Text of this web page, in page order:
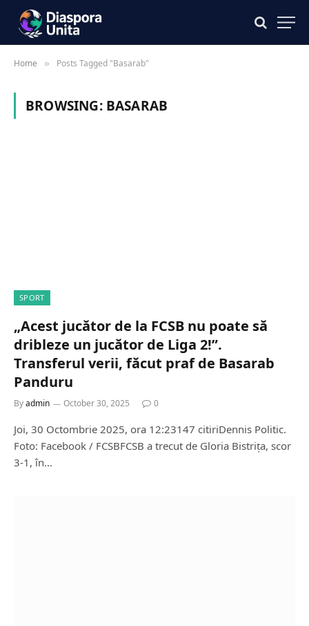
Home » Posts Tagged "Basarab"
BROWSING: BASARAB
SPORT
„Acest jucător de la FCSB nu poate să
dribleze un jucător de Liga 2!”.
Transferul verii, făcut praf de Basarab
Panduru
Byadmin October 30, 2025 0
Joi, 30 Octombrie 2025, ora 12:23147 citiriDennis Politic.
Foto: Facebook / FCSBFCSB a trecut de Gloria Bistrița, scor
3-1, în…